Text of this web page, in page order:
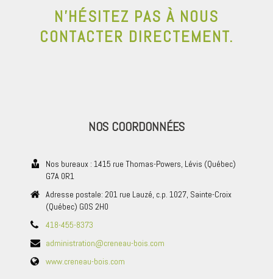
N’HÉSITEZ PAS À NOUS
CONTACTER DIRECTEMENT.
NOS COORDONNÉES
Nos bureaux : 1415 rue Thomas-Powers, Lévis (Québec)
G7A 0R1
Adresse postale: 201 rue Lauzé, c.p. 1027, Sainte-Croix
(Québec) G0S 2H0
418-455-8373
administration@creneau-bois.com
www.creneau-bois.com